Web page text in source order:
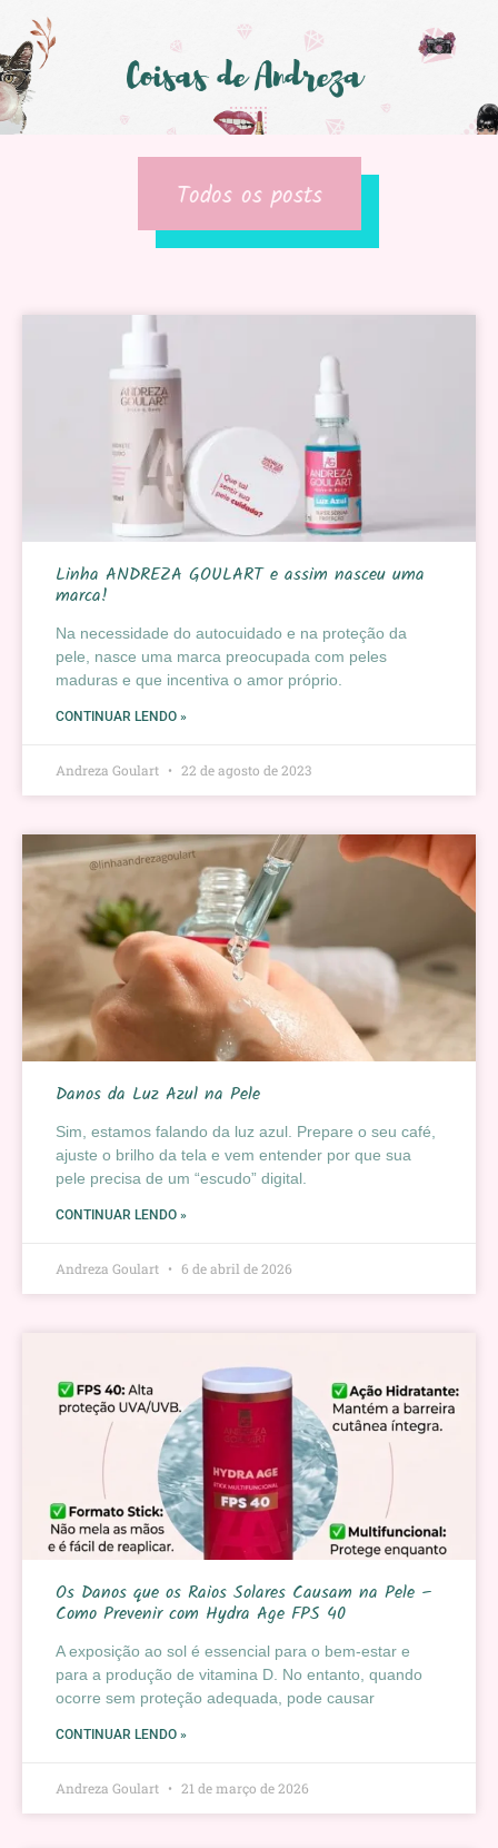
Todos os posts
Linha ANDREZA GOULART e assim nasceu uma
marca!
Na necessidade do autocuidado e na proteção da
pele, nasce uma marca preocupada com peles
maduras e que incentiva o amor próprio.
CONTINUAR LENDO »
Andreza Goulart 22 de agosto de 2023
Danos da Luz Azul na Pele
Sim, estamos falando da luz azul. Prepare o seu café,
ajuste o brilho da tela e vem entender por que sua
pele precisa de um “escudo” digital.
CONTINUAR LENDO »
Andreza Goulart 6 de abril de 2026
Os Danos que os Raios Solares Causam na Pele –
Como Prevenir com Hydra Age FPS 40
A exposição ao sol é essencial para o bem-estar e
para a produção de vitamina D. No entanto, quando
ocorre sem proteção adequada, pode causar
CONTINUAR LENDO »
Andreza Goulart 21 de março de 2026